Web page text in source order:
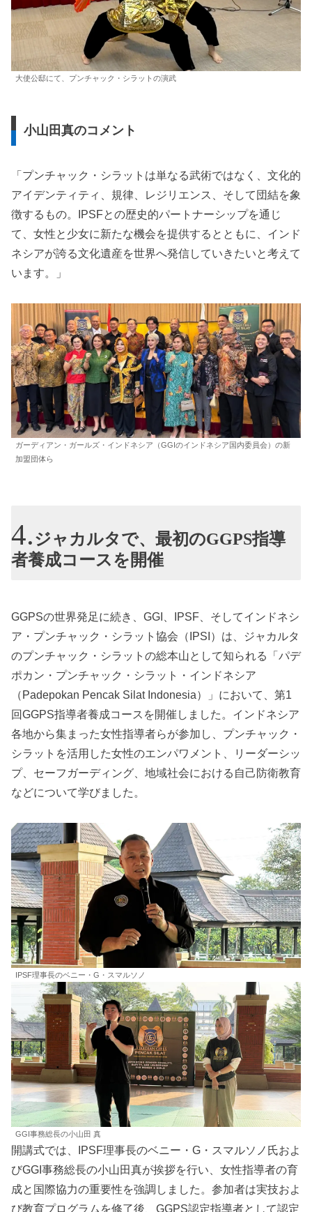
大使公邸にて、プンチャック・シラットの演武
小山田真のコメント
「プンチャック・シラットは単なる武術ではなく、文化的
アイデンティティ、規律、レジリエンス、そして団結を象
徴するもの。IPSFとの歴史的パートナーシップを通じ
て、女性と少女に新たな機会を提供するとともに、インド
ネシアが誇る文化遺産を世界へ発信していきたいと考えて
います。」
ガーディアン・ガールズ・インドネシア（GGIのインドネシア国内委員会）の新
加盟団体ら
ジャカルタで、最初のGGPS指導
者養成コースを開催
GGPSの世界発足に続き、GGI、IPSF、そしてインドネシ
ア・プンチャック・シラット協会（IPSI）は、ジャカルタ
のプンチャック・シラットの総本山として知られる「パデ
ポカン・プンチャック・シラット・インドネシア
（Padepokan Pencak Silat Indonesia）」において、第1
回GGPS指導者養成コースを開催しました。インドネシア
各地から集まった女性指導者らが参加し、プンチャック・
シラットを活用した女性のエンパワメント、リーダーシッ
プ、セーフガーディング、地域社会における自己防衛教育
などについて学びました。
IPSF理事長のベニー・G・スマルソノ
GGI事務総長の小山田 真
開講式では、IPSF理事長のベニー・G・スマルソノ氏およ
びGGI事務総長の小山田真が挨拶を行い、女性指導者の育
成と国際協力の重要性を強調しました。参加者は実技およ
び教育プログラムを修了後、GGPS認定指導者として認定